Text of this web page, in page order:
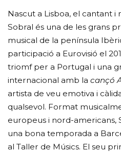
Nascut a Lisboa, el cantant
Sobral és una de les grans
musical de la península
participació a Eurovisió el
triomf per a Portugal i una
internacional amb lacançó
artista de veu emotiva i
qualsevol. Format
europeus i nord-americans,
una bona temporada a
al Taller de Músics. El seu